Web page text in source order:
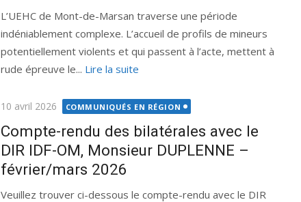
L’UEHC de Mont-de-Marsan traverse une période
indéniablement complexe. L’accueil de profils de mineurs
potentiellement violents et qui passent à l’acte, mettent à
rude épreuve le... Lire la suite
Publié
10 avril 2026 COMMUNIQUÉS EN RÉGION
Compte-rendu des bilatérales avec le
DIR IDF-OM, Monsieur DUPLENNE –
février/mars 2026
Veuillez trouver ci-dessous le compte-rendu avec le DIR